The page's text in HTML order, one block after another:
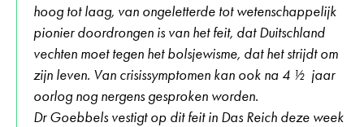
hoog tot laag, van ongeletterde tot wetenschappelijk
pionier doordrongen is van het feit, dat Duitschland
vechten moet tegen het bolsjewisme, dat het strijdt om
zijn leven. Van crisissymptomen kan ook na 4 ½ jaar
oorlog nog nergens gesproken worden.
Dr Goebbels vestigt op dit feit in Das Reich deze week